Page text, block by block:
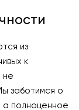
из
к
не
заботимся о
а полноценное